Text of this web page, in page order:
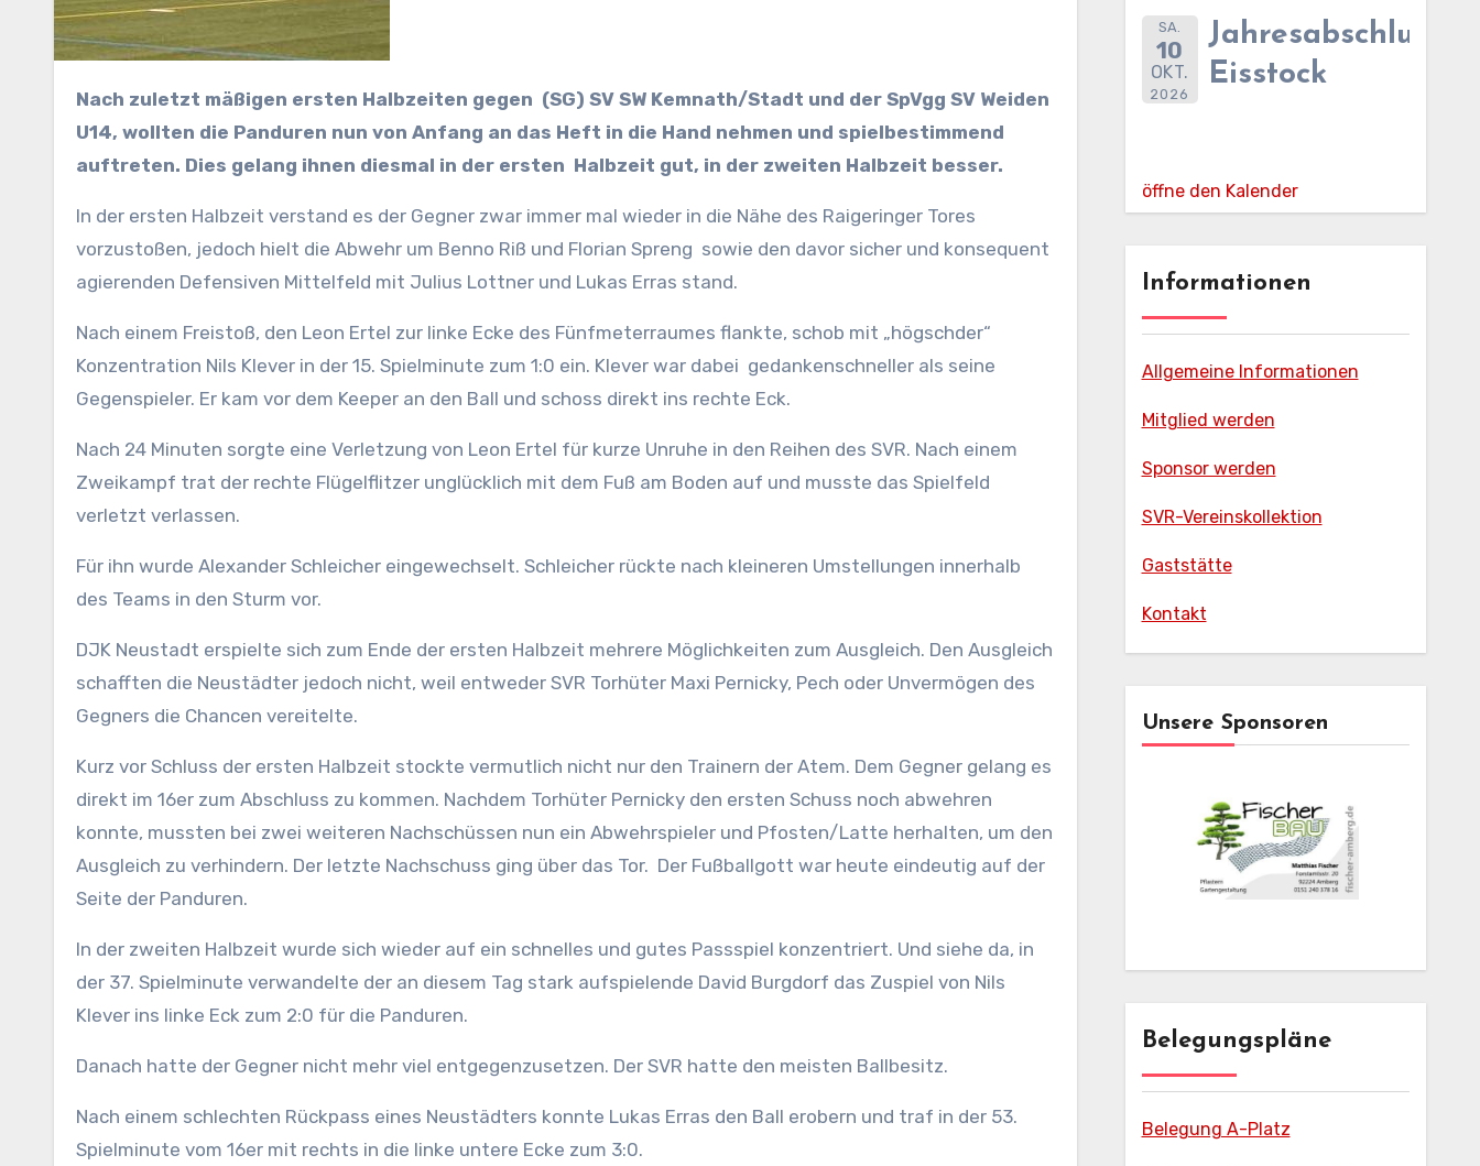
Nach zuletzt mäßigen ersten Halbzeiten gegen (SG) SV SW Kemnath/Stadt und der SpVgg SV Weiden
U14, wollten die Panduren nun von Anfang an das Heft in die Hand nehmen und spielbestimmend
auftreten. Dies gelang ihnen diesmal in der ersten Halbzeit gut, in der zweiten Halbzeit besser.
In der ersten Halbzeit verstand es der Gegner zwar immer mal wieder in die Nähe des Raigeringer Tores
vorzustoßen, jedoch hielt die Abwehr um Benno Riß und Florian Spreng sowie den davor sicher und konsequent
agierenden Defensiven Mittelfeld mit Julius Lottner und Lukas Erras stand.
Nach einem Freistoß, den Leon Ertel zur linke Ecke des Fünfmeterraumes flankte, schob mit „högschder“
Konzentration Nils Klever in der 15. Spielminute zum 1:0 ein. Klever war dabei gedankenschneller als seine
Gegenspieler. Er kam vor dem Keeper an den Ball und schoss direkt ins rechte Eck.
Nach 24 Minuten sorgte eine Verletzung von Leon Ertel für kurze Unruhe in den Reihen des SVR. Nach einem
Zweikampf trat der rechte Flügelflitzer unglücklich mit dem Fuß am Boden auf und musste das Spielfeld
verletzt verlassen.
Für ihn wurde Alexander Schleicher eingewechselt. Schleicher rückte nach kleineren Umstellungen innerhalb
des Teams in den Sturm vor.
DJK Neustadt erspielte sich zum Ende der ersten Halbzeit mehrere Möglichkeiten zum Ausgleich. Den Ausgleich
schafften die Neustädter jedoch nicht, weil entweder SVR Torhüter Maxi Pernicky, Pech oder Unvermögen des
Gegners die Chancen vereitelte.
Kurz vor Schluss der ersten Halbzeit stockte vermutlich nicht nur den Trainern der Atem. Dem Gegner gelang es
direkt im 16er zum Abschluss zu kommen. Nachdem Torhüter Pernicky den ersten Schuss noch abwehren
konnte, mussten bei zwei weiteren Nachschüssen nun ein Abwehrspieler und Pfosten/Latte herhalten, um den
Ausgleich zu verhindern. Der letzte Nachschuss ging über das Tor. Der Fußballgott war heute eindeutig auf der
Seite der Panduren.
In der zweiten Halbzeit wurde sich wieder auf ein schnelles und gutes Passspiel konzentriert. Und siehe da, in
der 37. Spielminute verwandelte der an diesem Tag stark aufspielende David Burgdorf das Zuspiel von Nils
Klever ins linke Eck zum 2:0 für die Panduren.
Danach hatte der Gegner nicht mehr viel entgegenzusetzen. Der SVR hatte den meisten Ballbesitz.
Nach einem schlechten Rückpass eines Neustädters konnte Lukas Erras den Ball erobern und traf in der 53.
Spielminute vom 16er mit rechts in die linke untere Ecke zum 3:0.
SA.
10
OKT.
2026
Eisstock
öffne den Kalender
Informationen
Allgemeine Informationen
Mitglied werden
Sponsor werden
SVR-Vereinskollektion
Gaststätte
Kontakt
Unsere Sponsoren
Belegungspläne
Belegung A-Platz